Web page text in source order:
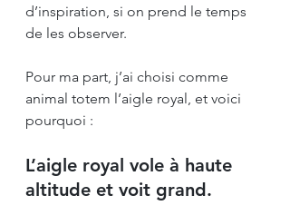
d’inspiration, si on prend le temps
de les observer.
Pour ma part, j’ai choisi comme
animal totem l’aigle royal, et voici
pourquoi :
L’aigle royal vole à haute
altitude et voit grand.